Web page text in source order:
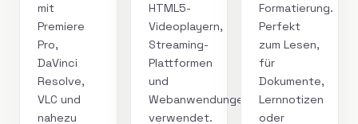
mit
Premiere
Pro,
DaVinci
Resolve,
VLC und
nahezu
HTML5-
Videoplayern,
Streaming-
Plattformen
und
Webanwendungen
verwendet.
Formatierung.
Perfekt
zum Lesen,
für
Dokumente,
Lernnotizen
oder